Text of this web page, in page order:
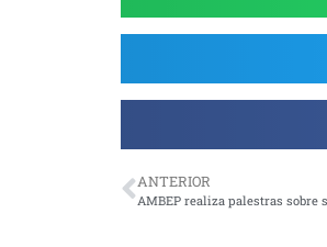
ANTERIOR
AMBEP realiza palestras sobre